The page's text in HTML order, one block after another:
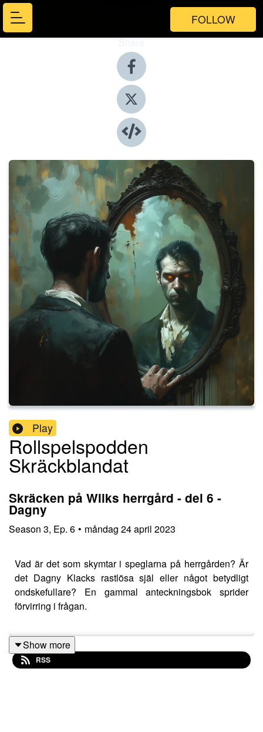
FOLLOW
Share
Play
Rollspelspodden
Skräckblandat
Skräcken på Wiiks herrgård - del 6 -
Dagny
Season 3, Ep. 6 • måndag 24 april 2023
Vad är det som skymtar i speglarna på herrgården? Är
det Dagny Klacks rastlösa själ eller något betydligt
ondskefullare? En gammal anteckningsbok sprider
förvirring i frågan.
Handouts finns på vårFacebook-sida.
Show more
RSS